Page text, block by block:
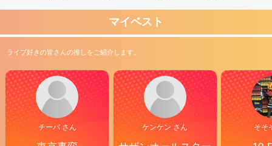
マイベスト
ライブ好きの皆さんの推しをご紹介します。
チーバ さん ケンケン さん そそ